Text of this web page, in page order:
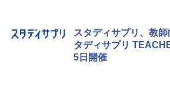
くもん出版
カル国旗パズル 知
上 KUMON LK-10
Fernrohr:実験用キ
￥4,722
スタディサプリ、教
タディサプリ
5日開催